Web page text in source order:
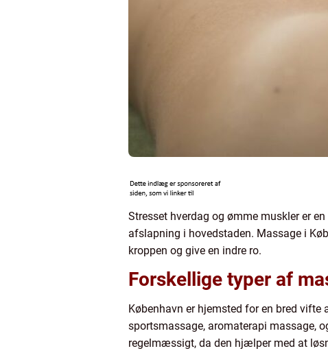
Stresset hverdag og ømme muskler er
afslapning i hovedstaden. Massage i
kroppen og give en indre ro.
Forskellige typer af
København er hjemsted for en bred
sportsmassage, aromaterapi massage,
regelmæssigt, da den hjælper med at